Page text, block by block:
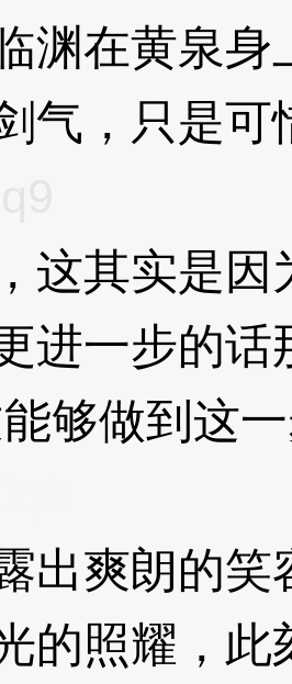
在黄泉身
气，只是
其实是因
进一步的话
做到这一
爽朗的笑
的照耀，此